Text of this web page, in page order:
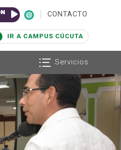
| CONTACTO
IR A CAMPUS CÚCUTA
Servicios